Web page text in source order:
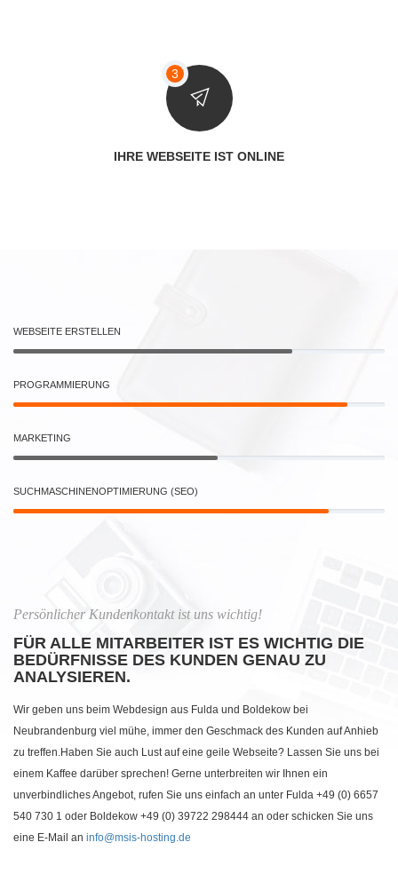
IHRE WEBSEITE IST ONLINE
WEBSEITE ERSTELLEN
PROGRAMMIERUNG
MARKETING
SUCHMASCHINENOPTIMIERUNG (SEO)
Persönlicher Kundenkontakt ist uns wichtig!
FÜR ALLE MITARBEITER IST ES WICHTIG DIE
BEDÜRFNISSE DES KUNDEN GENAU ZU
ANALYSIEREN.
Wir geben uns beim Webdesign aus Fulda und Boldekow bei
Neubrandenburg viel mühe, immer den Geschmack des Kunden auf Anhieb
zu treffen.Haben Sie auch Lust auf eine geile Webseite? Lassen Sie uns bei
einem Kaffee darüber sprechen! Gerne unterbreiten wir Ihnen ein
unverbindliches Angebot, rufen Sie uns einfach an unter Fulda +49 (0) 6657
540 730 1 oder Boldekow +49 (0) 39722 298444 an oder schicken Sie uns
eine E-Mail an info@msis-hosting.de